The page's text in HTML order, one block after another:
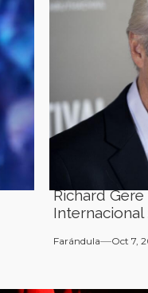
Richard
Internacional
Farándula Oct 7,